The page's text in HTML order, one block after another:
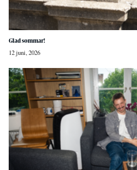
Glad sommar!
12 juni, 2026